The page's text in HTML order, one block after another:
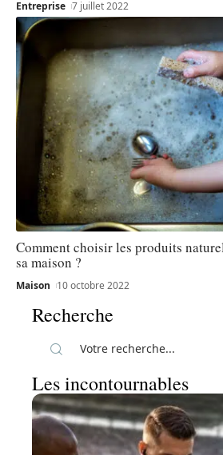
Entreprise 7 juillet 2022
Comment choisir les produits
sa maison ?
Maison 10 octobre 2022
Recherche
Les incontournables